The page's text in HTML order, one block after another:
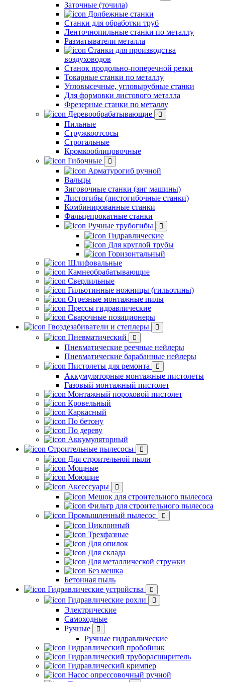
Заточные (точила)
Долбежные станки
Станки для обработки труб
Ленточнопильные станки по металлу
Разматыватели металла
Станки для производства
воздуховодов
Станок продольно-поперечной резки
Токарные станки по металлу
Угловысечные, угловырубные станки
Для формовки листового металла
Фрезерные станки по металлу
Деревообрабатывающие
Пильные
Стружкоотсосы
Строгальные
Кромкооблицовочные
Гибочные
Арматурогиб ручной
Вальцы
Зиговочные станки (зиг машины)
Листогибы (листогибочные станки)
Комбинированные станки
Фальцепрокатные станки
Ручные трубогибы
Гидравлические
Для круглой трубы
Горизонтальный
Шлифовальные
Камнеобрабатывающие
Сверлильные
Гильотинные ножницы (гильотины)
Отрезные монтажные пилы
Прессы гидравлические
Сварочные позиционеры
Гвоздезабиватели и степлеры
Пневматический
Пневматические реечные нейлеры
Пневматические барабанные нейлеры
Пистолеты для ремонта
Аккумуляторные монтажные пистолеты
Газовый монтажный пистолет
Монтажный пороховой пистолет
Кровельный
Каркасный
По бетону
По дереву
Аккумуляторный
Строительные пылесосы
Для строительной пыли
Мощные
Моющие
Аксессуары
Мешок для строительного пылесоса
Фильтр для строительного пылесоса
Промышленный пылесос
Циклонный
Трехфазные
Для опилок
Для склада
Для металлической стружки
Без мешка
Бетонная пыль
Гидравлические устройства
Гидравлические рохли
Электрические
Самоходные
Ручные
Ручные гидравлические
Гидравлический пробойник
Гидравлический труборасширитель
Гидравлический кримпер
Насос опрессовочный ручной